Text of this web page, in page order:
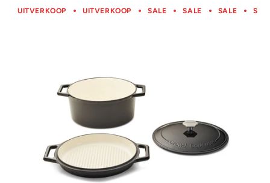
UITVERKOOP UITVERKOOP SALE SALE SALE